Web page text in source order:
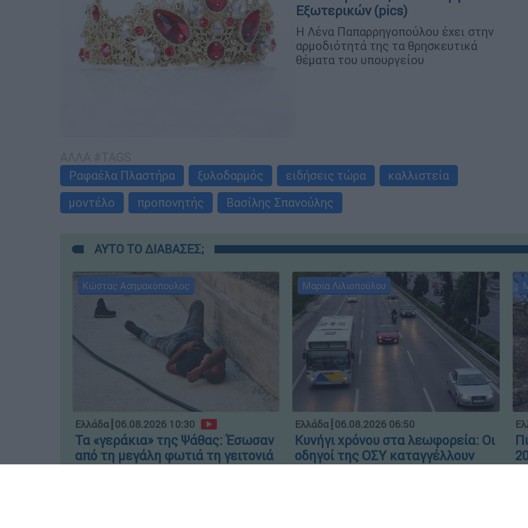
Εξωτερικών (pics)
Η Λένα Παπαρρηγοπούλου έχει στην
αρμοδιότητά της τα θρησκευτικά
θέματα του υπουργείου
Ραφαέλα Πλαστήρα
ξυλοδαρμός ειδήσεις τώρα
καλλιστεία
μοντέλο
προπονητής Βασίλης Σπανούλης
ΑΥΤΟ ΤΟ ΔΙΑΒΑΣΕΣ;
Κώστας Ασημακόπουλος
Ελλάδα┋06.08.2026 10:30
Τα «γεράκια» της Ψάθας: Έσωσαν
από τη μεγάλη φωτιά τη γειτονιά
Μαρία Λιλιοπούλου
Ελλάδα┋06.08.2026 06:50
Κυνήγι χρόνου στα λεωφορεία: Οι
οδηγοί της ΟΣΥ καταγγέλλουν